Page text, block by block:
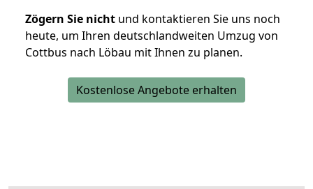
Zögern Sie nicht und kontaktieren Sie uns noch
heute, um Ihren deutschlandweiten Umzug von
Cottbus nach Löbau mit Ihnen zu planen.
Kostenlose Angebote erhalten